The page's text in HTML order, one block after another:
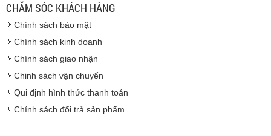
Vinhempich
CAM KẾT CHẤT LƯỢNG
CHĂM SÓC KHÁCH HÀNG
Chính sách bảo mật
Chính sách kinh doanh
Chính sách giao nhận
Chinh sách vận chuyển
Qui định hình thức thanh toán
Chính sách đổi trả sản phẩm